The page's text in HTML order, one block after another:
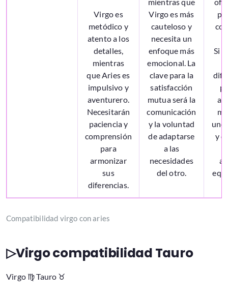
Virgo es
metódico y
atento a los
detalles,
mientras
que Aries es
impulsivo y
aventurero.
Necesitarán
paciencia y
comprensión
para
armonizar
sus
diferencias.
Virgo es más
cauteloso y
necesita un
enfoque más
emocional. La
clave para la
satisfacción
mutua será la
comunicación
y la voluntad
de adaptarse
a las
necesidades
del otro.
Si
uno
y
Compatibilidad virgo con aries
▷Virgo compatibilidad Tauro
Virgo ♍ Tauro ♉